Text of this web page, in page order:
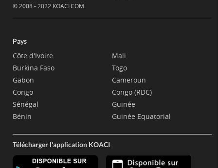
© 2008 - 2022 KOACI.COM
Pays
Côte d'Ivoire
Burkina Faso
Gabon
Congo
Sénégal
Bénin
Mali
Togo
Cameroun
Congo (RDC)
Guinée
Guinée Equatorial
Télécharger l'application KOACI